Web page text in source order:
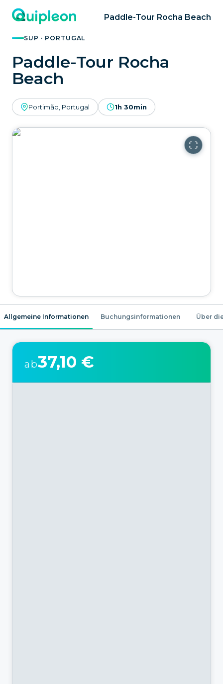
Paddle-Tour Rocha Beach
SUP · PORTUGAL
Paddle-Tour Rocha
Beach
Portimão, Portugal 1h 30min
Allgemeine Informationen Buchungsinformationen Über
ab37,10 €